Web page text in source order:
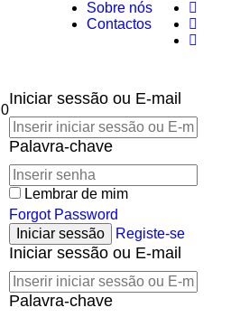
Sobre nós
Contactos
Iniciar sessão ou E-mail
Palavra-chave
Lembrar de mim
Forgot Password
Registe-se
Iniciar sessão ou E-mail
Palavra-chave
0